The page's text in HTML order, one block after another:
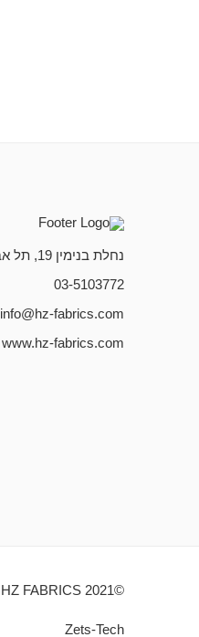
נחלת בנימין 19, תל אביב
03-5103772
info@hz-fabrics.com
www.hz-fabrics.com
Zets-Tech